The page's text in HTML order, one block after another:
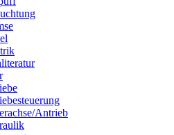
Antrieb